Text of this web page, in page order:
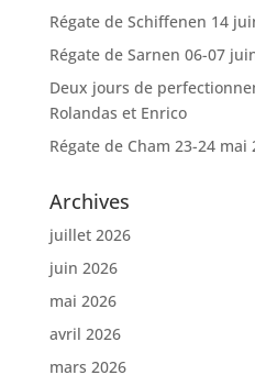
Régate de Schiffenen 14
Régate de Sarnen 06-07
Deux jours de
Rolandas et Enrico
Régate de Cham 23-24 mai
Archives
juillet 2026
juin 2026
mai 2026
avril 2026
mars 2026